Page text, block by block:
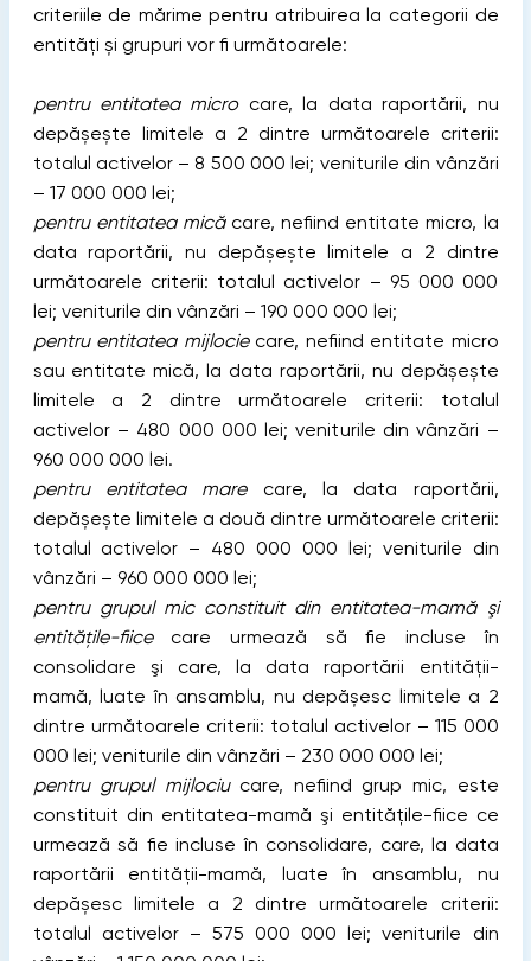
criteriile de mărime pentru atribuirea la categorii de
entități și grupuri vor fi următoarele:
pentru entitatea microcare, la data raportării, nu
depășește limitele a 2 dintre următoarele criterii:
totalul activelor – 8 500 000 lei; veniturile din vânzări
– 17 000 000 lei;
pentru entitatea micăcare, nefiind entitate micro, la
data raportării, nu depășește limitele a 2 dintre
următoarele criterii: totalul activelor – 95 000 000
lei; veniturile din vânzări – 190 000 000 lei;
pentru entitatea mijlociecare, nefiind entitate micro
sau entitate mică, la data raportării, nu depășește
limitele a 2 dintre următoarele criterii: totalul
activelor – 480 000 000 lei; veniturile din vânzări –
960 000 000 lei.
pentru entitatea marecare, la data raportării,
depășește limitele a două dintre următoarele criterii:
totalul activelor – 480 000 000 lei; veniturile din
vânzări – 960 000 000 lei;
pentru grupul mic constituit din entitatea-mamă şi
entitățile-fiicecare urmează să fie incluse în
consolidare şi care, la data raportării entității-
mamă, luate în ansamblu, nu depășesc limitele a 2
dintre următoarele criterii: totalul activelor – 115 000
000 lei; veniturile din vânzări – 230 000 000 lei;
pentru grupul mijlociucare, nefiind grup mic, este
constituit din entitatea-mamă şi entitățile-fiice ce
urmează să fie incluse în consolidare, care, la data
raportării entității-mamă, luate în ansamblu, nu
depășesc limitele a 2 dintre următoarele criterii:
totalul activelor – 575 000 000 lei; veniturile din